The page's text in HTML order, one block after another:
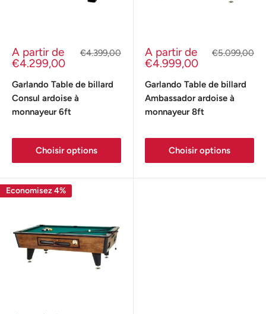
Prix
réduit
A partir de
€4.299,00
Prix
€4.399,00
Garlando Table de billard
Consul ardoise à
monnayeur 6ft
Choisir options
Prix
réduit
A partir de
€4.999,00
Prix
€5.099,00
Garlando Table de billard
Ambassador ardoise à
monnayeur 8ft
Choisir options
Economisez 4%